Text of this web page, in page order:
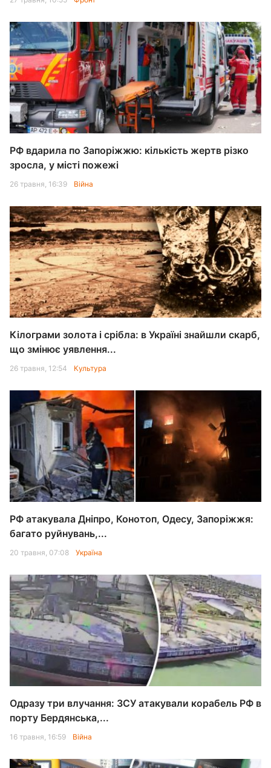
РФ вдарила по Запоріжжю: кількість жертв різко
зросла, у місті пожежі
26 травня, 16:39 Війна
Кілограми золота і срібла: в Україні знайшли скарб,
що змінює уявлення...
26 травня, 12:54 Культура
РФ атакувала Дніпро, Конотоп, Одесу, Запоріжжя:
багато руйнувань,...
20 травня, 07:08 Україна
Одразу три влучання: ЗСУ атакували корабель РФ в
порту Бердянська,...
16 травня, 16:59 Війна